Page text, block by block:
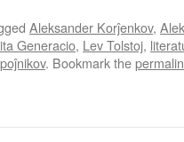
Aleksander Korĵenkov,
Generacio, Lev Tolstoj,
. Bookmark the